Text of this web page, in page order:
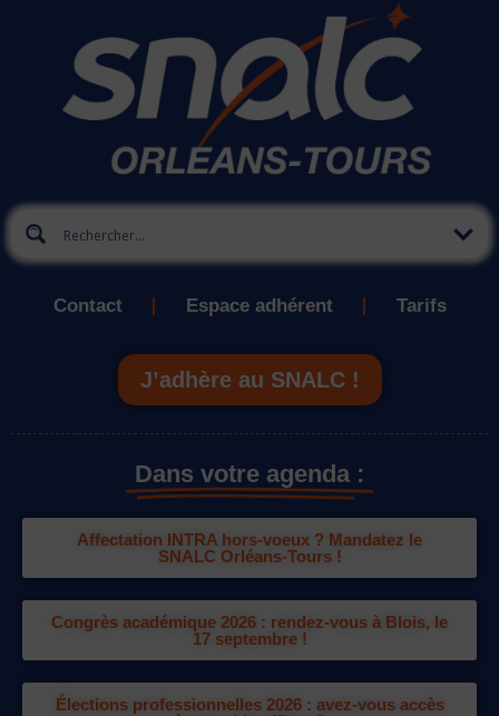
Contact Espace adhérent Tarifs
J’adhère au SNALC !
Dans votre agenda :
Affectation INTRA hors-voeux ? Mandatez le
SNALC Orléans-Tours !
Congrès académique 2026 : rendez-vous à Blois, le
17 septembre !
Élections professionnelles 2026 : avez-vous accès